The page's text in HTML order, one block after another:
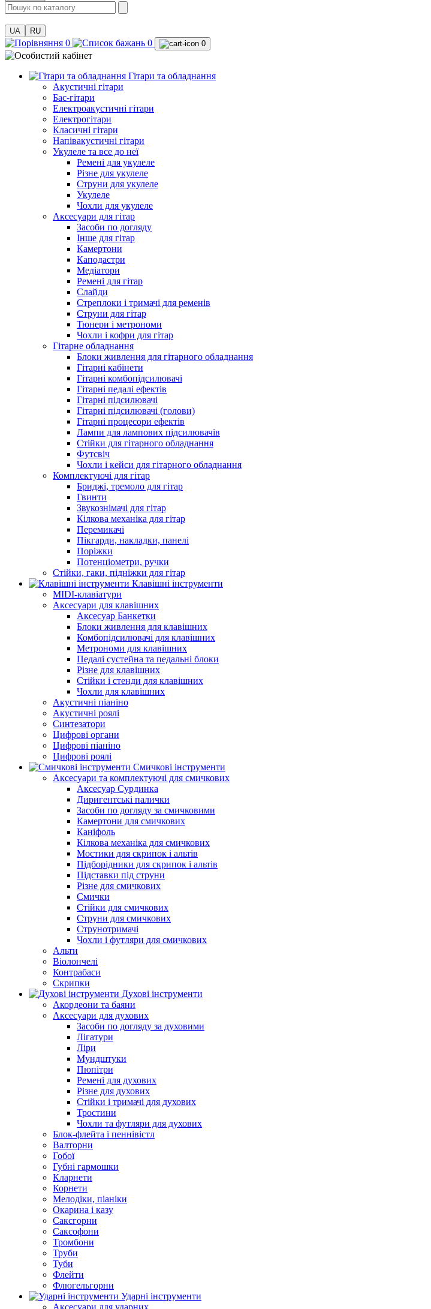
UA RU
0 0 0
Гітари та обладнання
Акустичні гітари
Бас-гітари
Електроакустичні гітари
Електрогітари
Класичні гітари
Напівакустичні гітари
Укулеле та все до неї
Ремені для укулеле
Різне для укулеле
Струни для укулеле
Укулеле
Чохли для укулеле
Аксесуари для гітар
Засоби по догляду
Інше для гітар
Камертони
Каподастри
Медіатори
Ремені для гітар
Слайди
Стреплоки і тримачі для ременів
Струни для гітар
Тюнери і метрономи
Чохли і кофри для гітар
Гітарне обладнання
Блоки живлення для гітарного обладнання
Гітарні кабінети
Гітарні комбопідсилювачі
Гітарні педалі ефектів
Гітарні підсилювачі
Гітарні підсилювачі (голови)
Гітарні процесори ефектів
Лампи для лампових підсилювачів
Стійки для гітарного обладнання
Футсвіч
Чохли і кейси для гітарного обладнання
Комплектуючі для гітар
Бриджі, тремоло для гітар
Гвинти
Звукознімачі для гітар
Кілкова механіка для гітар
Перемикачі
Пікгарди, накладки, панелі
Поріжки
Потенціометри, ручки
Стійки, гаки, підніжки для гітар
Клавішні інструменти
MIDI-клавіатури
Аксесуари для клавішних
Аксесуар Банкетки
Блоки живлення для клавішних
Комбопідсилювачі для клавішних
Метрономи для клавішних
Педалі сустейна та педальні блоки
Різне для клавішних
Стійки і стенди для клавішних
Чохли для клавішних
Акустичні піаніно
Акустичні роялі
Синтезатори
Цифрові органи
Цифрові піаніно
Цифрові роялі
Смичкові інструменти
Аксесуари та комплектуючі для смичкових
Аксесуар Сурдинка
Диригентські палички
Засоби по догляду за смичковими
Камертони для смичкових
Каніфоль
Кілкова механіка для смичкових
Мостики для скрипок і альтів
Підборiдники для скрипок і альтів
Підставки під струни
Різне для смичкових
Смички
Стійки для смичкових
Струни для смичкових
Струнотримачі
Чохли і футляри для смичкових
Альти
Віолончелі
Контрабаси
Скрипки
Духові інструменти
Акордеони та баяни
Аксесуари для духових
Засоби по догляду за духовими
Лігатури
Ліри
Мундштуки
Пюпітри
Ремені для духових
Різне для духових
Стійки і тримачі для духових
Тростини
Чохли та футляри для духових
Блок-флейта і пеннівістл
Валторни
Гобої
Губні гармошки
Кларнети
Корнети
Мелодіки, піаніки
Окарина і казу
Саксгорни
Саксофони
Тромбони
Труби
Туби
Флейти
Флюгельгорни
Ударні інструменти
Аксесуари для ударних